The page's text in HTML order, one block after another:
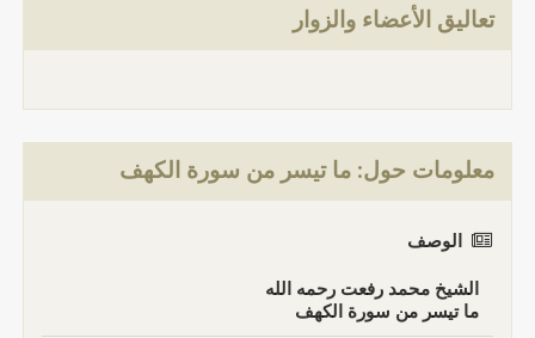
تعاليق الأعضاء والزوار
معلومات حول: ما تيسر من سورة الكهف
الوصف
الشيخ محمد رفعت رحمه الله
ما تيسر من سورة الكهف